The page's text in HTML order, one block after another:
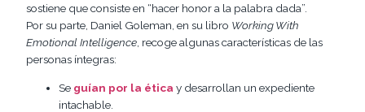
sostiene que consiste en “hacer honor a la palabra dada”.
Por su parte, Daniel Goleman, en su libro Working With
Emotional Intelligence , recoge algunas características de las
personas íntegras:
Se guían por la ética y desarrollan un expediente
intachable.